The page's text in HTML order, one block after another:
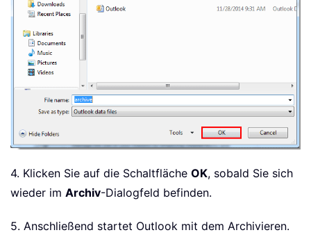
4. Klicken Sie auf die Schaltfläche OK, sobald Sie sich
wieder im Archiv-Dialogfeld befinden.
5. Anschließend startet Outlook mit dem Archivieren.